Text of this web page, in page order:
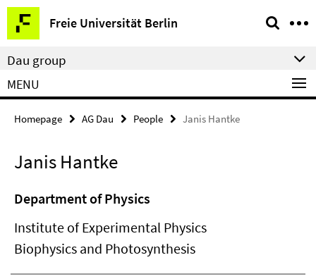
Springe
direkt
zu
Inhalt
Freie Universität Berlin
Service
Navigation
Dau group
MENU
Homepage AG Dau People Janis Hantke
Janis Hantke
Department of Physics
Institute of Experimental Physics
Biophysics and Photosynthesis